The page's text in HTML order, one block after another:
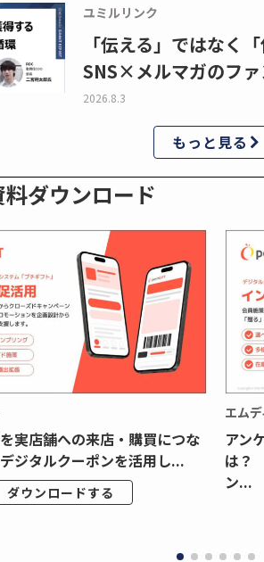
ユミルリンク
「伝える」ではなく
SNS×メルマガのフ
2026.8.3
もっと見る
ダウンロード
実店舗への来店・購買につな
ジタルクーポンを活用し...
ダウンロードする
エム
アン
は？
ン...